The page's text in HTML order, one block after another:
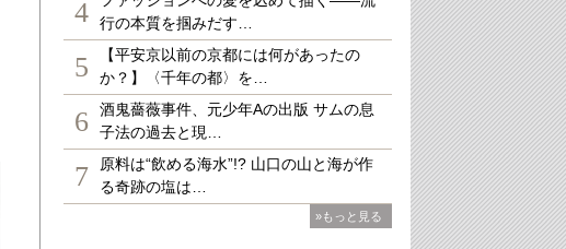
4
行の本質を掴みだす…
5
【平安京以前の京都には何があったの
か？】〈千年の都〉を…
6
酒鬼薔薇事件、元少年Aの出版 サムの息
子法の過去と現…
7
原料は“飲める海水”!? 山口の山と海が作
る奇跡の塩は…
»もっと見る